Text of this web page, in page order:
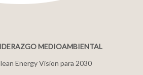
MEDIOAMBIENTAL
Energy Vision para 2030